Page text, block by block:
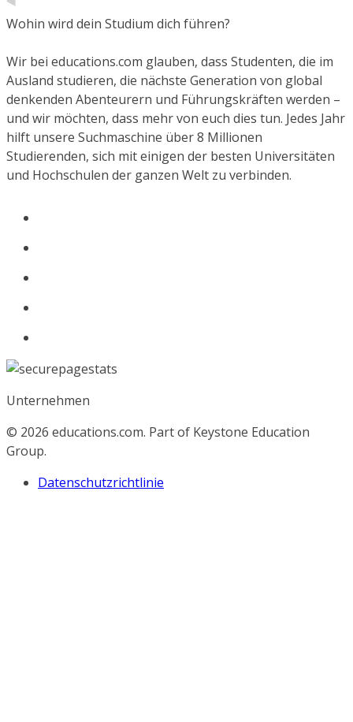
Wohin wird dein Studium dich führen?
Wir bei educations.com glauben, dass Studenten, die im
Ausland studieren, die nächste Generation von global
denkenden Abenteurern und Führungskräften werden –
und wir möchten, dass mehr von euch dies tun. Jedes Jahr
hilft unsere Suchmaschine über 8 Millionen
Studierenden, sich mit einigen der besten Universitäten
und Hochschulen der ganzen Welt zu verbinden.
Unternehmen
© 2026 educations.com. Part of Keystone Education
Group.
Datenschutzrichtlinie